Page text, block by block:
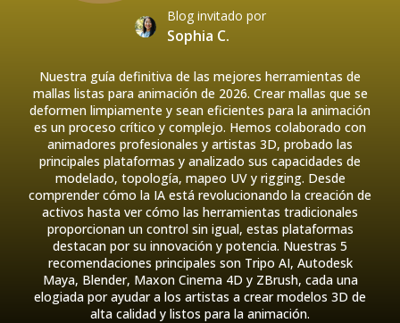
Blog invitado por
Sophia C.
Nuestra guía definitiva de las mejores herramientas de
mallas listas para animación de 2026. Crear mallas que se
deformen limpiamente y sean eficientes para la animación
es un proceso crítico y complejo. Hemos colaborado con
animadores profesionales y artistas 3D, probado las
principales plataformas y analizado sus capacidades de
modelado, topología, mapeo UV y rigging. Desde
comprender cómo la IA está revolucionando la creación de
activos hasta ver cómo las herramientas tradicionales
proporcionan un control sin igual, estas plataformas
destacan por su innovación y potencia. Nuestras 5
recomendaciones principales son Tripo AI, Autodesk
Maya, Blender, Maxon Cinema 4D y ZBrush, cada una
elogiada por ayudar a los artistas a crear modelos 3D de
alta calidad y listos para la animación.